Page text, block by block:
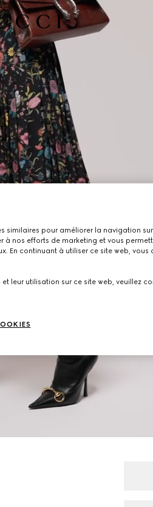
similaires pour améliorer la navigation sur
à nos efforts de marketing et vous
En continuant à utiliser ce site web, vous
leur utilisation sur ce site web, veuillez